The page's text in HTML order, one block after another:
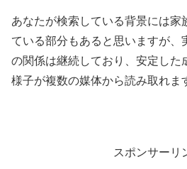
あなたが検索している背景には家
ている部分もあると思いますが、
の関係は継続しており、安定した
様子が複数の媒体から読み取れま
スポンサーリ